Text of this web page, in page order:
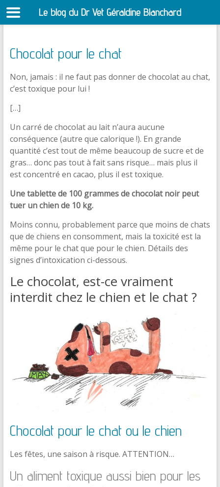
Chocolat pour le chat
Non, jamais : il ne faut pas donner de chocolat au chat,
c’est toxique pour lui !
[…]
Un carré de chocolat au lait n’aura aucune
conséquence (autre que calorique !). En grande
quantité c’est tout de même beaucoup de sucre et de
gras… donc pas tout à fait sans risque… mais plus il
est concentré en cacao, plus il est toxique.
Une tablette de 100 grammes de chocolat noir peut
tuer un chien de 10 kg.
Moins connu, probablement parce que moins de chats
que de chiens en consomment, mais la toxicité est la
même pour le chat que pour le chien. Détails des
signes d’intoxication ci-dessous.
Le chocolat, est-ce vraiment
interdit chez le chien et le chat ?
Chocolat pour le chat ou le chien
Les fêtes, une saison à risque. ATTENTION…
Un aliment toxique aussi bien pour les
Le blog du Dr Vet Géraldine Blanchard